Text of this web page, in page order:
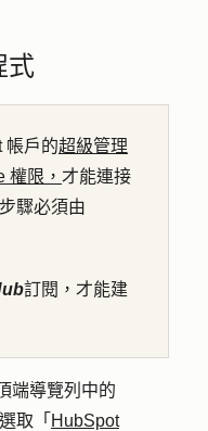
式
帳戶的超級管理
權限， 才能連接
驟必須由
訂閱，才能建
端導覽列中的
取「 HubSpot